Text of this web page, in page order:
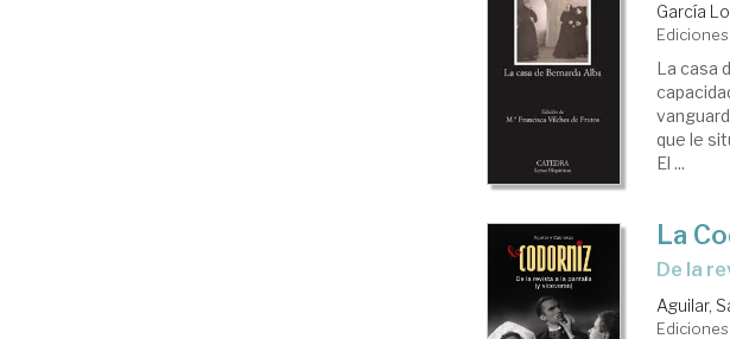
García
La casa
que le
El ...
La
de la
Aguilar,